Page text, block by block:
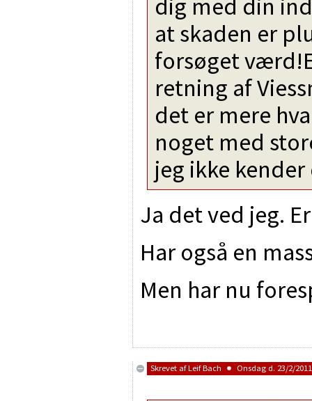
dig med din
at skaden er
forsøget
retning af
det er mere
noget med
jeg ikke
Ja det ved jeg.
Har også en
Men har nu
Skrevet afLeif Bach Onsdag d. 23/2/